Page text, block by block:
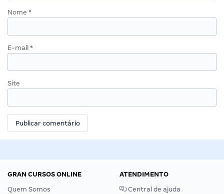
Nome *
E-mail *
Site
GRAN CURSOS ONLINE
Quem Somos
ATENDIMENTO
Central de ajuda